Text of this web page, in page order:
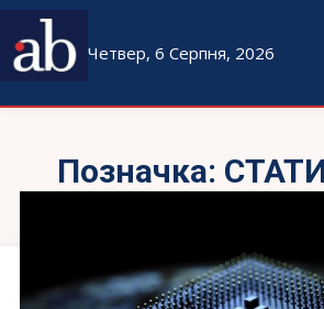
Четвер, 6 Серпня, 2026
Позначка: